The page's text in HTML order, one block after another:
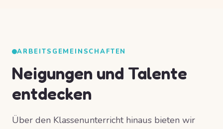
ARBEITSGEMEINSCHAFTEN
Neigungen und Talente
entdecken
Über den Klassenunterricht hinaus bieten wir